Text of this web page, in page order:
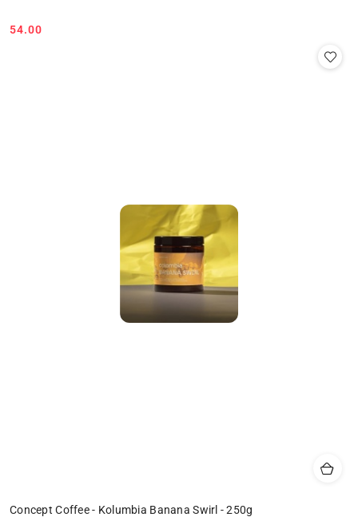
Cena:
54.00
Concept Coffee - Kolumbia Banana Swirl - 250g